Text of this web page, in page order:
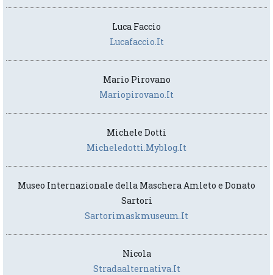
Luca Faccio
Lucafaccio.it
Mario Pirovano
Mariopirovano.it
Michele Dotti
Micheledotti.myblog.it
Museo Internazionale della Maschera Amleto e Donato
Sartori
Sartorimaskmuseum.it
Nicola
Stradaalternativa.it